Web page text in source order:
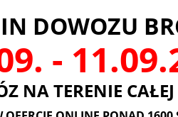
DOWOZU
-
NA TERENIE